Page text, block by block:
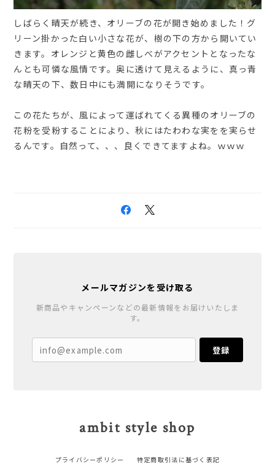
しばらく晴天が続き、オリーブの花が開き始めました！グ
リーン掛かった白い小さな花が、樹の下の方から開いてい
きます。オレンジと黄色の雌しべがアクセントとなったな
んとも可憐な風情です。奥に透けて見えるように、真っ青
な晴天の下、数日中にも満開になりそうです。
この花たちが、風によって運ばれてくる異種のオリーブの
花粉を受粉することにより、秋にはたわわな実をを実らせ
るんです。自然って、、、良くできてますよね。ｗｗｗ
メールマガジンを受け取る
新商品やキャンペーンなどの最新情報をお届けいたしま
す。
登録
ambit style shop
プライバシーポリシー 特定商取引法に基づく表記